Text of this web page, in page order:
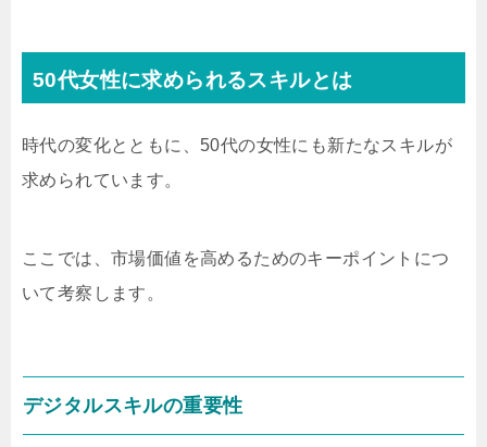
50代女性に求められるスキルとは
時代の変化とともに、50代の女性にも新たなスキルが
求められています。
ここでは、市場価値を高めるためのキーポイントにつ
いて考察します。
デジタルスキルの重要性